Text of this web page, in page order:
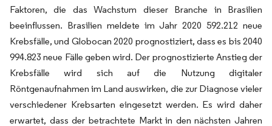
Faktoren, die das Wachstum dieser Branche in Brasilien
beeinflussen. Brasilien meldete im Jahr 2020 592.212 neue
Krebsfälle, und Globocan 2020 prognostiziert, dass es bis 2040
994.823 neue Fälle geben wird. Der prognostizierte Anstieg der
Krebsfälle wird sich auf die Nutzung digitaler
Röntgenaufnahmen im Land auswirken, die zur Diagnose vieler
verschiedener Krebsarten eingesetzt werden. Es wird daher
erwartet, dass der betrachtete Markt in den nächsten Jahren